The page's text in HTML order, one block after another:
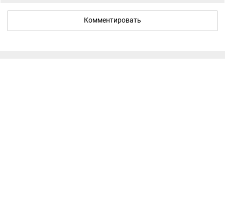
Комментировать